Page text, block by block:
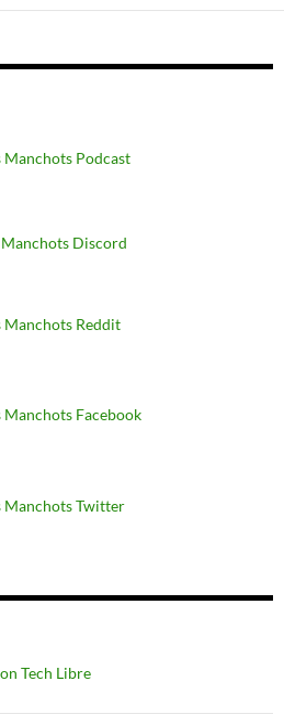
Manchots Podcast
Discord
Manchots Reddit
Manchots Facebook
Manchots Twitter
Tech Libre